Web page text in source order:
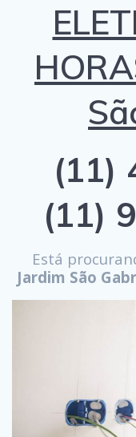
(11)
(11)
Está
Jardim São